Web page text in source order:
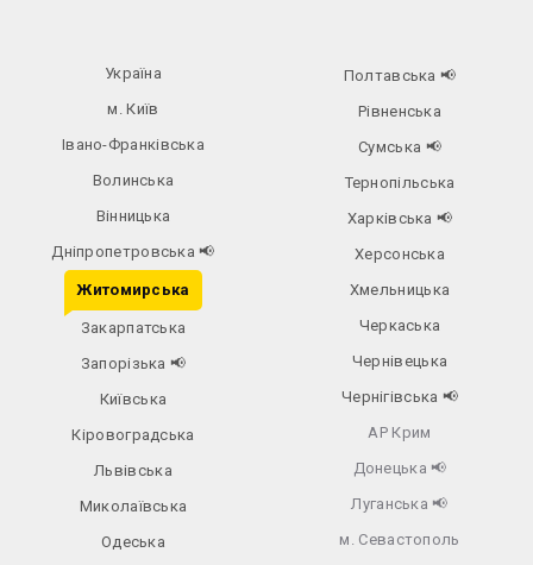
Україна
м. Київ
Івано-Франківська
Волинська
Вінницька
Дніпропетровська📢
Житомирська
Закарпатська
Запорізька 📢
Київська
Кіровоградська
Львівська
Миколаївська
Одеська
Полтавська 📢
Рівненська
Сумська 📢
Тернопільська
Харківська 📢
Херсонська
Хмельницька
Черкаська
Чернівецька
Чернігівська 📢
АР Крим
Донецька 📢
Луганська 📢
м. Севастополь